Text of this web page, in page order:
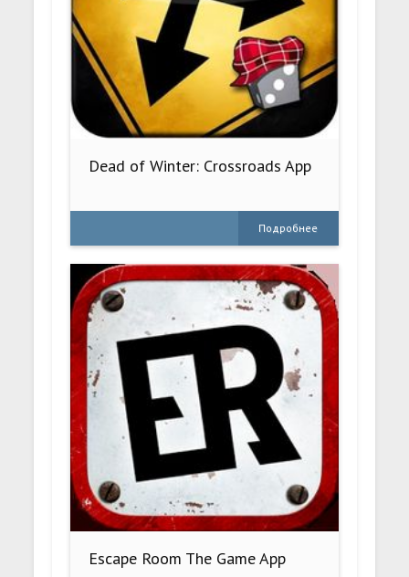
Dead of Winter: Crossroads App
Подробнее
Escape Room The Game App